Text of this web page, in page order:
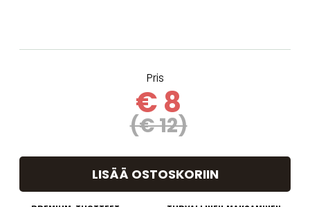
Pris
€ 8
(€ 12)
LISÄÄ OSTOSKORIIN